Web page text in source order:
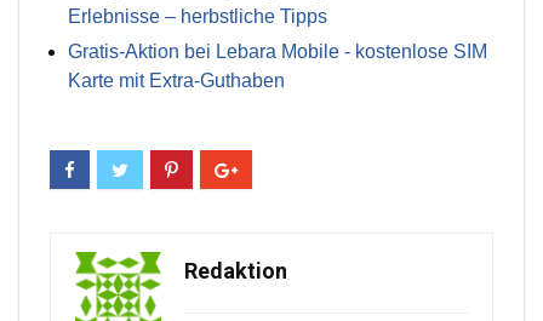
Erlebnisse – herbstliche Tipps
Gratis-Aktion bei Lebara Mobile - kostenlose SIM
Karte mit Extra-Guthaben
Redaktion